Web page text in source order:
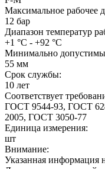
Максимальное рабочее
12 бар
Диапазон температур
+1 °С - +92 °С
Минимально
55 мм
Срок службы:
10 лет
Соответствует
ГОСТ 9544-93, ГОСТ
2005, ГОСТ 3050-77
Единица измерения:
шт
Внимание:
Указанная информация